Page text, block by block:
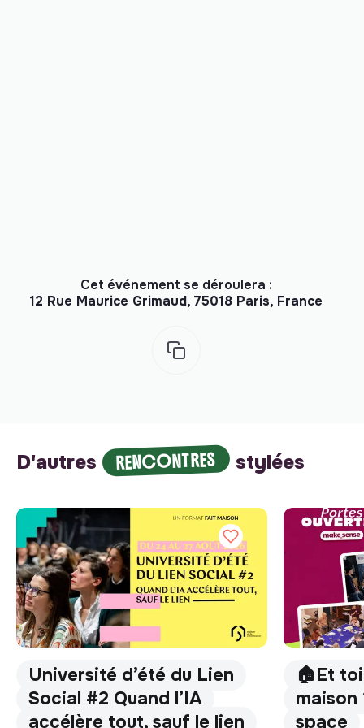
Cet événement se déroulera :
12 Rue Maurice Grimaud, 75018 Paris, France
D'autres RENCONTRES stylées
Université d’été du Lien
Social #2 Quand l’IA
accélère tout, sauf le lien
🏠Et
maison
space